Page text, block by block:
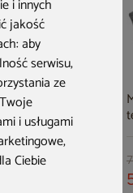
i innych
jakość
aby
serwisu,
ze
i usługami
,
Ciebie
Meble ogrodowe
rattanowe Diego
Orange / Latte 3+1
2 299 zł